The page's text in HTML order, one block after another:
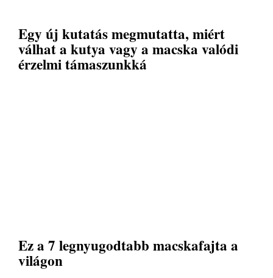
Egy új kutatás megmutatta, miért
válhat a kutya vagy a macska valódi
érzelmi támaszunkká
Ez a 7 legnyugodtabb macskafajta a
világon